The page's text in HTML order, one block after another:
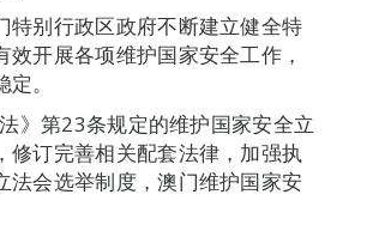
特别行政区政府不断建立健全特
开展各项维护国家安全工作，
。
》第23条规定的维护国家安全立
修订完善相关配套法律，加强执
会选举制度，澳门维护国家安